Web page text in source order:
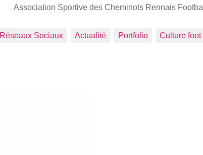
Association Sportive des Cheminots Rennais Football
Réseaux Sociaux Actualité Portfolio Culture foot